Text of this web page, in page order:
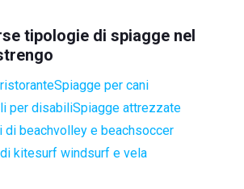
tipologie di spiagge nel
Spiagge per cani
per disabiliSpiagge attrezzate
di beachvolley e beachsoccer
kitesurf windsurf e vela